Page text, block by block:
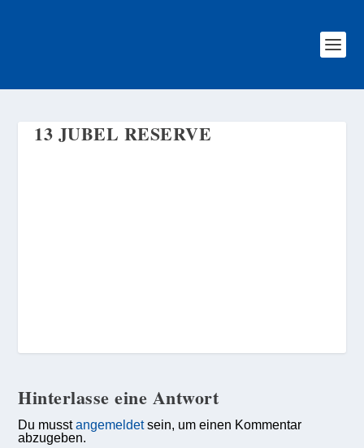
13 JUBEL RESERVE
Hinterlasse eine Antwort
Du musstangemeldetsein, um einen Kommentar
abzugeben.